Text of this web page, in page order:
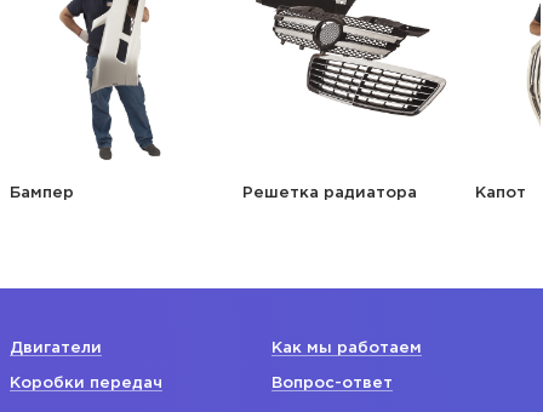
Бампер Решетка радиатора Капот
Двигатели
Коробки передач
Как мы работаем
Вопрос-ответ